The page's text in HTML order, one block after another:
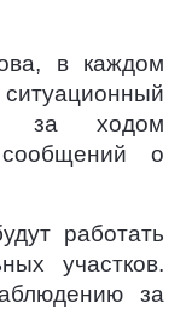
в каждом
ситуационный
за ходом
о
работать
участков.
за